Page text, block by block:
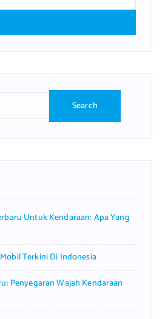
Untuk Kendaraan: Apa Yang
Terkini Di Indonesia
Penyegaran Wajah Kendaraan